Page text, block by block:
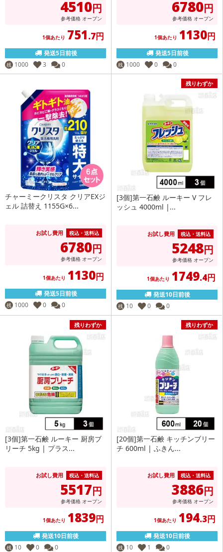
4510円
参考価格 オープン
1個あたり 751.7円
発送5日前後
残 1000 3 0
6780円
参考価格 オープン
1個あたり 1130円
発送5日前後
残 1000 0 0
チャーミークリスタ クリアEXジ
ェル 詰替え 1155G×6...
お試し費用 税込・送料込
6780円
参考価格 オープン
1個あたり 1130円
発送5日前後
残 1000 0 0
残りわずか
[3個]第一石鹸 ルーキー V フレ
ッシュ 4000ml |...
お試し費用 税込・送料込
5248円
参考価格 オープン
1個あたり 1749.4円
発送10日前後
残 10 0 0
残りわずか
[3個]第一石鹸 ルーキー 厨房ブ
リーチ 5kg | プラス...
お試し費用 税込・送料込
5517円
参考価格 オープン
1個あたり 1839円
発送10日前後
残 10 0 0
残りわずか
[20個]第一石鹸 キッチンブリー
チ 600ml | ふきん...
お試し費用 税込・送料込
3886円
参考価格 オープン
1個あたり 194.3円
発送10日前後
残 10 1 0